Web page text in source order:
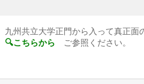
共立大学正門から入って真正面
🔍こちらから ご参照ください。